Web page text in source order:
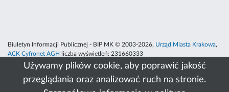
Używamy plików cookie, aby poprawić jakość
przeglądania oraz analizować ruch na stronie.
Biuletyn Informacji Publicznej - BIP MK © 2003-2026, Urząd Miasta Krakowa,
ACK Cyfronet AGH
liczba wyświetleń: 231660333